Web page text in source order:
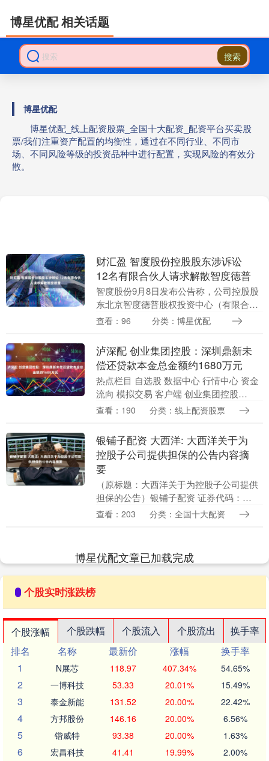
搜索
博星优配
博星优配_线上配资股票_全国十大配资_配资平台买卖股
票/我们注重资产配置的均衡性，通过在不同行业、不同市
场、不同风险等级的投资品种中进行配置，实现风险的有效分
散。
博星优配 相关话题
财汇盈 智度股份控股股东涉诉讼
12名有限合伙人请求解散智度德普
智度股份9月8日发布公告称，公司控股股
东北京智度德普股权投资中心（有限合
伙）近日收到北京市顺义区人民法院《应
伙人（合计出资....
查看：96 分类：博星优配
泸深配 创业集团控股：深圳鼎新未
偿还贷款本金总金额约1680万元
热点栏目 自选股 数据中心 行情中心 资金
流向 模拟交易 客户端 创业集团控股
（02221）发布公告，于2022年12月26
津....
查看：190 分类：线上配资股票
银铺子配资 大西洋: 大西洋关于为
控股子公司提供担保的公告内容摘
要
（原标题：大西洋关于为控股子公司提供
担保的公告）银铺子配资 证券代码：
600558 证券简称：大西洋 公告编号：临
查看：203 分类：全国十大配资
博星优配文章已加载完成
个股实时涨跌榜
个股涨幅 个股跌幅 个股流入 个股流出
换手率
排名
名称 最新价 涨幅
换手率
1
N展芯 118.97 407.34% 54.65%
2 一博科技 53.33 20.01% 15.49%
3 泰金新能 131.52 20.00% 22.42%
4 方邦股份 146.16 20.00% 6.56%
5 锴威特 93.38 20.00% 1.63%
6 宏昌科技 41.41 19.99% 2.00%